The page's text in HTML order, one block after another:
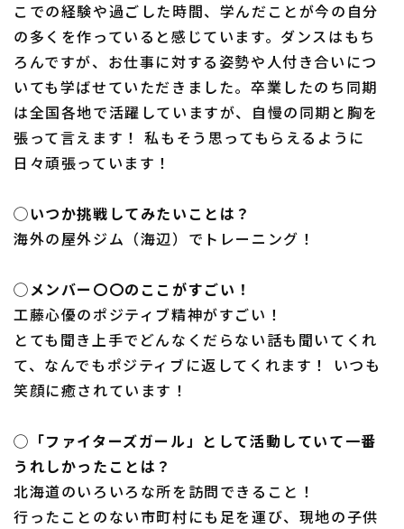
こでの経験や過ごした時間、学んだことが今の自分
の多くを作っていると感じています。ダンスはもち
ろんですが、お仕事に対する姿勢や人付き合いにつ
いても学ばせていただきました。卒業したのち同期
は全国各地で活躍していますが、自慢の同期と胸を
張って言えます！ 私もそう思ってもらえるように
日々頑張っています！
◯いつか挑戦してみたいことは？
海外の屋外ジム（海辺）でトレーニング！
◯メンバー〇〇のここがすごい！
工藤心優のポジティブ精神がすごい！
とても聞き上手でどんなくだらない話も聞いてくれ
て、なんでもポジティブに返してくれます！ いつも
笑顔に癒されています！
◯「ファイターズガール」として活動していて一番
うれしかったことは？
北海道のいろいろな所を訪問できること！
行ったことのない市町村にも足を運び、現地の子供